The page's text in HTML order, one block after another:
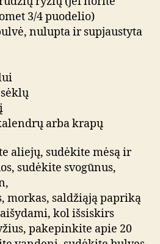
3/4 puodelio)
nulupta ir supjaustyta
arba krapų
aliejų, sudėkite mėsą ir
sudėkite svogūnus,
morkas, saldžiąją papriką
kol išsiskirs
pakepinkite apie 20